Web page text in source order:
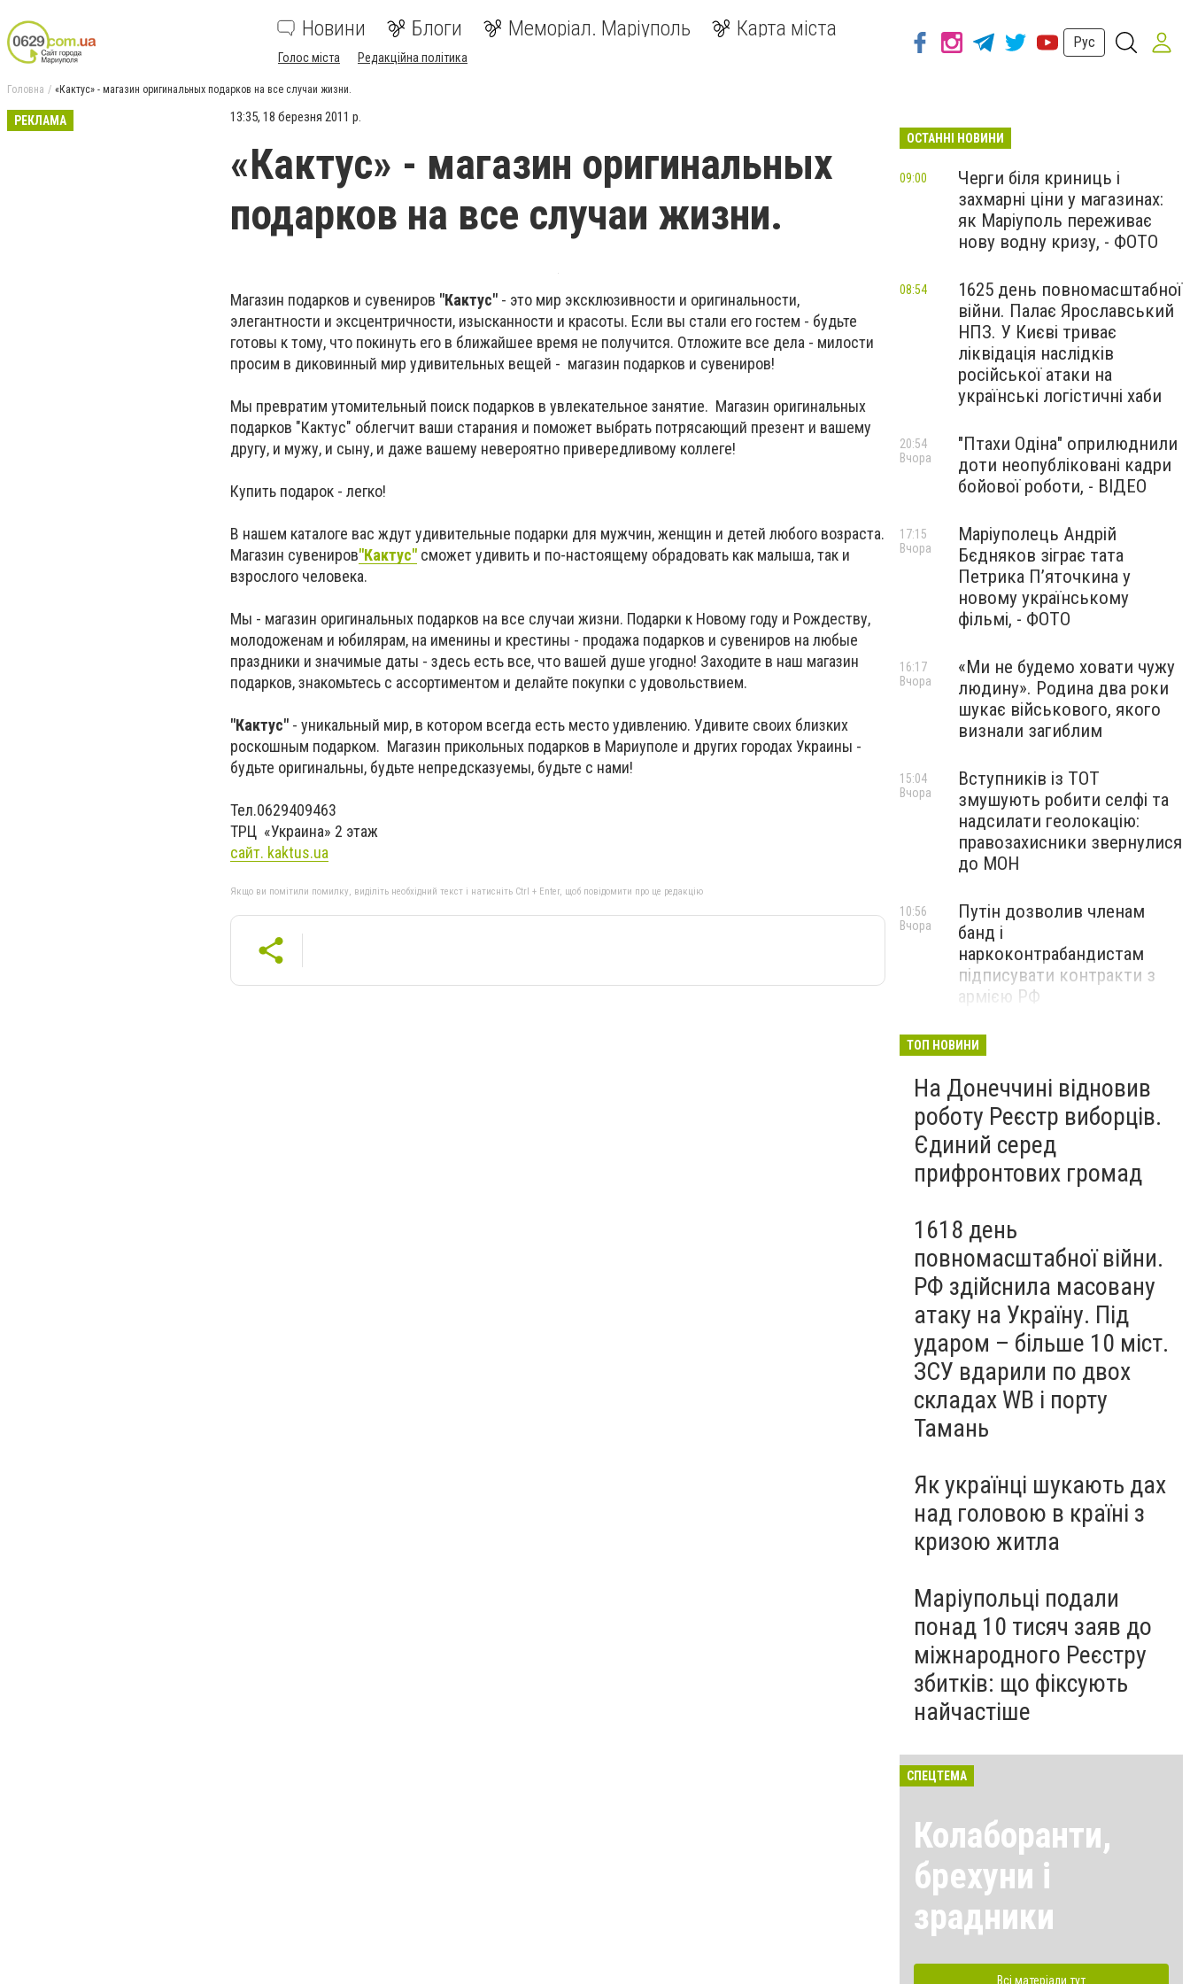
Новини Блоги Меморіал. Маріуполь Карта міста
Голос міста Редакційна політика
Рус
Головна «Кактус» - магазин оригинальных подарков на все случаи жизни.
РЕКЛАМА 13:35, 18 березня 2011 р.
«Кактус» - магазин оригинальных
подарков на все случаи жизни.
Магазин подарков и сувениров "Кактус" - это мир эксклюзивности и оригинальности,
элегантности и эксцентричности, изысканности и красоты. Если вы стали его гостем - будьте
готовы к тому, что покинуть его в ближайшее время не получится. Отложите все дела - милости
просим в диковинный мир удивительных вещей - магазин подарков и сувениров!
Мы превратим утомительный поиск подарков в увлекательное занятие. Магазин оригинальных
подарков "Кактус" облегчит ваши старания и поможет выбрать потрясающий презент и вашему
другу, и мужу, и сыну, и даже вашему невероятно привередливому коллеге!
Купить подарок - легко!
В нашем каталоге вас ждут удивительные подарки для мужчин, женщин и детей любого возраста.
Магазин сувениров"Кактус" сможет удивить и по-настоящему обрадовать как малыша, так и
взрослого человека.
Мы - магазин оригинальных подарков на все случаи жизни. Подарки к Новому году и Рождеству,
молодоженам и юбилярам, на именины и крестины - продажа подарков и сувениров на любые
праздники и значимые даты - здесь есть все, что вашей душе угодно! Заходите в наш магазин
подарков, знакомьтесь с ассортиментом и делайте покупки с удовольствием.
"Кактус" - уникальный мир, в котором всегда есть место удивлению. Удивите своих близких
роскошным подарком. Магазин прикольных подарков в Мариуполе и других городах Украины -
будьте оригинальны, будьте непредсказуемы, будьте с нами!
Тел.0629409463
ТРЦ «Украина» 2 этаж
сайт. kaktus.ua
Якщо ви помітили помилку, виділіть необхідний текст і натисніть Ctrl + Enter, щоб повідомити про це редакцію
ОСТАННІ НОВИНИ
Черги біля криниць і
захмарні ціни у магазинах:
як Маріуполь переживає
нову водну кризу, - ФОТО
09:00
1625 день повномасштабної
війни. Палає Ярославський
НПЗ. У Києві триває
ліквідація наслідків
російської атаки на
українські логістичні хаби
08:54
"Птахи Одіна" оприлюднили
доти неопубліковані кадри
бойової роботи, - ВІДЕО
20:54
Вчора
Маріуполець Андрій
Бєдняков зіграє тата
Петрика П’яточкина у
новому українському
фільмі, - ФОТО
17:15
Вчора
«Ми не будемо ховати чужу
людину». Родина два роки
шукає військового, якого
визнали загиблим
16:17
Вчора
Вступників із ТОТ
змушують робити селфі та
надсилати геолокацію:
правозахисники звернулися
до МОН
15:04
Вчора
Путін дозволив членам
банд і
наркоконтрабандистам
підписувати контракти з
армією РФ
10:56
Вчора
Від тих, хто зберігає історію
залишили послання
окупантам, - ФОТО
09:43
Вчора
ТОП НОВИНИ
На Донеччині відновив
роботу Реєстр виборців.
Єдиний серед
прифронтових громад
1618 день
повномасштабної війни.
РФ здійснила масовану
атаку на Україну. Під
ударом – більше 10 міст.
ЗСУ вдарили по двох
складах WB і порту
Тамань
Як українці шукають дах
над головою в країні з
кризою житла
Маріупольці подали
понад 10 тисяч заяв до
міжнародного Реєстру
збитків: що фіксують
найчастіше
СПЕЦТЕМА
Колаборанти,
брехуни і
зрадники
Всі матеріали тут